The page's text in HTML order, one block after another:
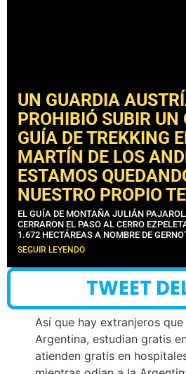
UN GUARDIA
PROHIBIÓ SUBIR UN
GUÍA DE TREKKING
MARTÍN DE LOS
ESTAMOS
NUESTRO PROPIO
EL GUÍA DE MONTAÑA JULIÁN
CERRARON EL PASO AL CERRO
1.672 HECTÁREAS A NOMBRE DE
SEGUIR LEYENDO
TWEET
Así que hay extranjeros
Argentina, estudian gratis
atienden gratis en